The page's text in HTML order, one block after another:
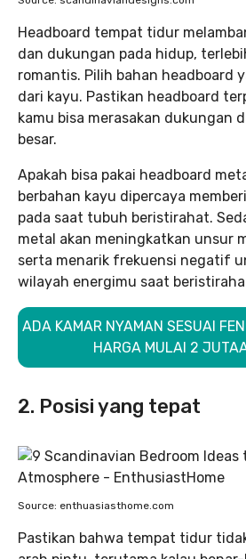
Headboard tempat tidur
dan dukungan pada hidup,
romantis. Pilih bahan headboard
dari kayu. Pastikan headboard
kamu bisa merasakan dukungan
besar.
Apakah bisa pakai headboard
berbahan kayu dipercaya
pada saat tubuh beristirahat.
metal akan meningkatkan unsur
serta menarik frekuensi negatif
wilayah energimu saat
ADA KAMAR NYAMAN SESUAI
HARGA MULAI 2
2. Posisi yang tepat
Source: enthuasiasthome.com
Pastikan bahwa tempat tidur